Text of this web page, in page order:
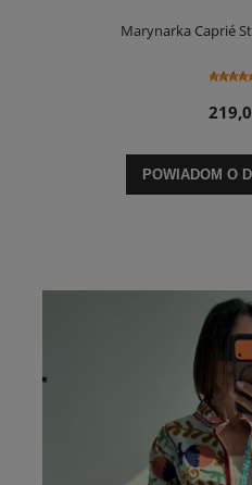
Marynarka Caprié
POWIADOM O